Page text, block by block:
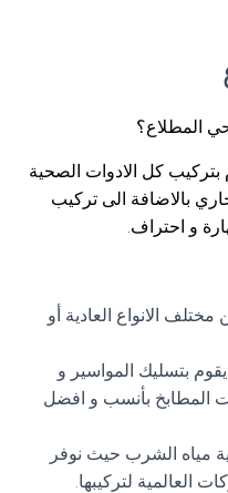
المطلاع؟
كل الادوات الصحية
بالاضافة الى تركيب
و احتراف.
الانواع العادية أو
بتسليك المواسير و
المطابخ بأنسب و افضل
مياه الشرب حيث نوفر
العالمية لتركيبها.